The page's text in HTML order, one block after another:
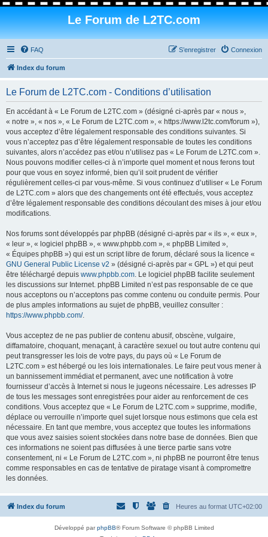
Le Forum de L2TC.com
FAQ Connexion
S’enregistrer
Index du forum
Le Forum de L2TC.com - Conditions d’utilisation
En accédant à « Le Forum de L2TC.com » (désigné ci-après par « nous »,
« notre », « nos », « Le Forum de L2TC.com », « https://www.l2tc.com/forum »),
vous acceptez d’être légalement responsable des conditions suivantes. Si
vous n’acceptez pas d’être légalement responsable de toutes les conditions
suivantes, alors n’accédez pas et/ou n’utilisez pas « Le Forum de L2TC.com ».
Nous pouvons modifier celles-ci à n’importe quel moment et nous ferons tout
pour que vous en soyez informé, bien qu’il soit prudent de vérifier
régulièrement celles-ci par vous-même. Si vous continuez d’utiliser « Le Forum
de L2TC.com » alors que des changements ont été effectués, vous acceptez
d’être légalement responsable des conditions découlant des mises à jour et/ou
modifications.
Nos forums sont développés par phpBB (désigné ci-après par « ils », « eux »,
« leur », « logiciel phpBB », « www.phpbb.com », « phpBB Limited »,
« Équipes phpBB ») qui est un script libre de forum, déclaré sous la licence «
GNU General Public License v2 » (désigné ci-après par « GPL ») et qui peut
être téléchargé depuis www.phpbb.com. Le logiciel phpBB facilite seulement
les discussions sur Internet. phpBB Limited n’est pas responsable de ce que
nous acceptons ou n’acceptons pas comme contenu ou conduite permis. Pour
de plus amples informations au sujet de phpBB, veuillez consulter :
https://www.phpbb.com/.
Vous acceptez de ne pas publier de contenu abusif, obscène, vulgaire,
diffamatoire, choquant, menaçant, à caractère sexuel ou tout autre contenu qui
peut transgresser les lois de votre pays, du pays où « Le Forum de
L2TC.com » est hébergé ou les lois internationales. Le faire peut vous mener à
un bannissement immédiat et permanent, avec une notification à votre
fournisseur d’accès à Internet si nous le jugeons nécessaire. Les adresses IP
de tous les messages sont enregistrées pour aider au renforcement de ces
conditions. Vous acceptez que « Le Forum de L2TC.com » supprime, modifie,
déplace ou verrouille n’importe quel sujet lorsque nous estimons que cela est
nécessaire. En tant que membre, vous acceptez que toutes les informations
que vous avez saisies soient stockées dans notre base de données. Bien que
ces informations ne soient pas diffusées à une tierce partie sans votre
consentement, ni « Le Forum de L2TC.com », ni phpBB ne pourront être tenus
comme responsables en cas de tentative de piratage visant à compromettre
les données.
Index du forum Heures au format UTC+02:00
Développé parphpBB® Forum Software © phpBB Limited